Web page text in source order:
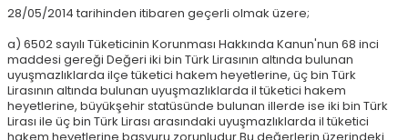
28/05/2014 tarihinden itibaren geçerli olmak üzere;
a) 6502 sayılı Tüketicinin Korunması Hakkında Kanun'nun 68 inci
maddesi gereği Değeri iki bin Türk Lirasının altında bulunan
uyuşmazlıklarda ilçe tüketici hakem heyetlerine, üç bin Türk
Lirasının altında bulunan uyuşmazlıklarda il tüketici hakem
heyetlerine, büyükşehir statüsünde bulunan illerde ise iki bin Türk
Lirası ile üç bin Türk Lirası arasındaki uyuşmazlıklarda il tüketici